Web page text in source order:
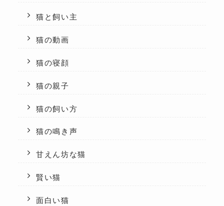
猫と飼い主
猫の動画
猫の寝顔
猫の親子
猫の飼い方
猫の鳴き声
甘えん坊な猫
賢い猫
面白い猫